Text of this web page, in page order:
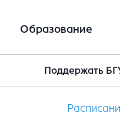
Образование
Поддержать